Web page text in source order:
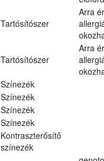
Tartósítószer
Arra
Tartósítószer
Arra
Színezék
Színezék
Színezék
Színezék
Kontraszterősítő
színezék